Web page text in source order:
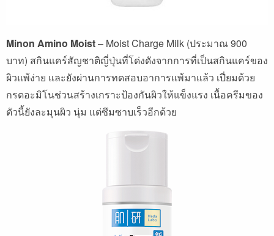
Minon Amino Moist– Moist Charge Milk (ประมาณ900
บาท) สกินแคร์สัญชาติญี่ปุ่นที่โด่งดังจากการที่เป็นสกินแคร์ของ
ผิวแพ้ง่าย และยังผ่านการทดสอบอาการแพ้มาแล้ว เปี่ยมด้วย
กรดอะมิโนช่วนสร้างเกราะป้องกันผิวให้แข็งแรง เนื้อครีมของ
ตัวนี้ยังละมุนผิว นุ่ม แต่ซึมซาบเร็วอีกด้วย